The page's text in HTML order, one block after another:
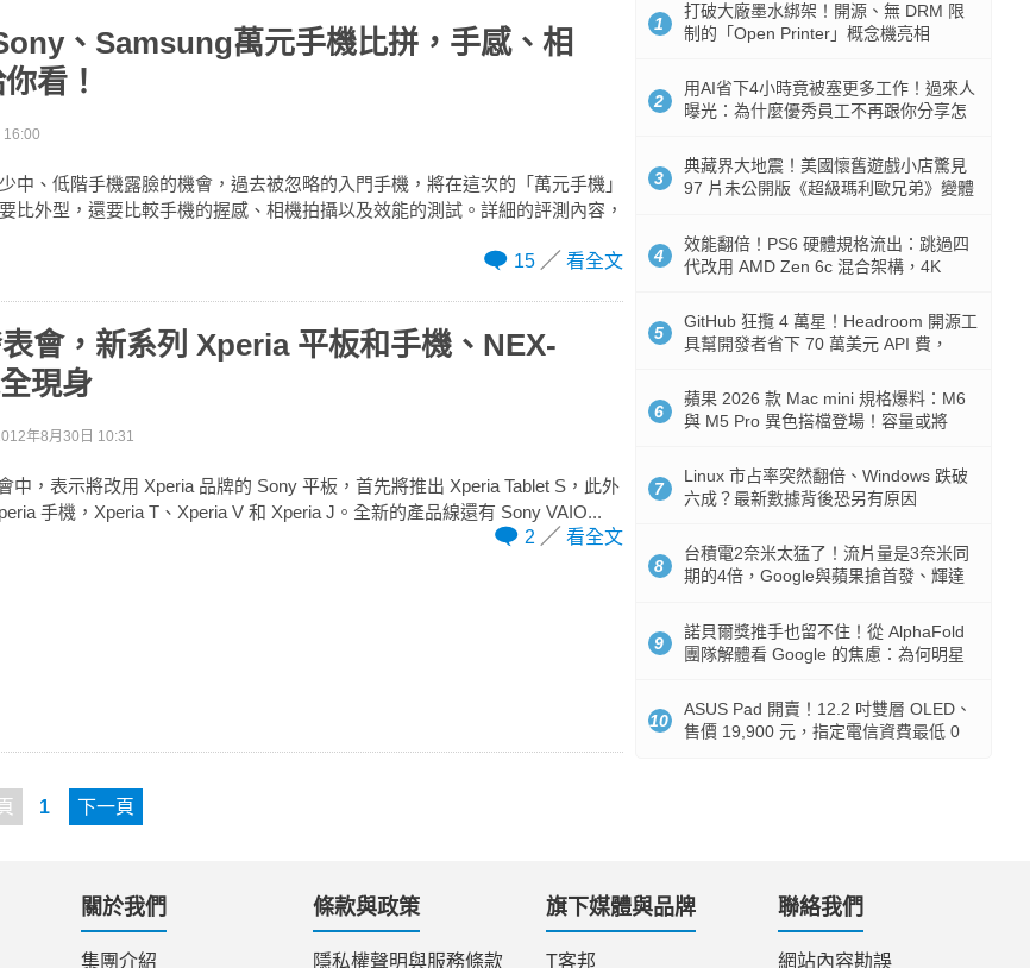
、Samsung萬元手機比拼，手感、相
看！
中、低階手機露臉的機會，過去被忽略的入門手機，將在這次的「萬元手機」
比外型，還要比較手機的握感、相機拍攝以及效能的測試。詳細的評測內容，
15
看全文
會，新系列 Xperia 平板和手機、NEX-
現身
年8月30日 10:31
中，表示將改用 Xperia 品牌的 Sony 平板，首先將推出 Xperia Tablet S，此外
手機，Xperia T、Xperia V 和 Xperia J。全新的產品線還有 Sony VAIO...
2
看全文
1 下一頁
1
打破大廠墨水綁架！開源、無 DRM 限
制的「Open Printer」概念機亮相
2
用AI省下4小時竟被塞更多工作！過來人
曝光：為什麼優秀員工不再跟你分享怎
3
典藏界大地震！美國懷舊遊戲小店驚見
97 片未公開版《超級瑪利歐兄弟》變體
4
效能翻倍！PS6 硬體規格流出：跳過四
代改用 AMD Zen 6c 混合架構，4K
5
GitHub 狂攬 4 萬星！Headroom 開源工
具幫開發者省下 70 萬美元 API 費，
6
蘋果 2026 款 Mac mini 規格爆料：M6
與 M5 Pro 異色搭檔登場！容量或將
7
Linux 市占率突然翻倍、Windows 跌破
六成？最新數據背後恐另有原因
8
台積電2奈米太猛了！流片量是3奈米同
期的4倍，Google與蘋果搶首發、輝達
9
諾貝爾獎推手也留不住！從 AlphaFold
團隊解體看 Google 的焦慮：為何明星
10
ASUS Pad 開賣！12.2 吋雙層 OLED、
售價 19,900 元，指定電信資費最低 0
關於我們
集團介紹
條款與政策
隱私權聲明與服務條款
旗下媒體與品牌
T客邦
聯絡我們
網站內容勘誤